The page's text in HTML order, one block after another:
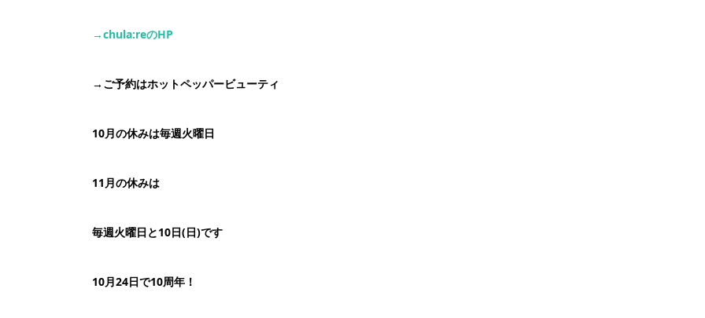
→chula:reのHP
→ ご予約はホットペッパービューティ
10月の休みは毎週火曜日
11月の休みは
毎週火曜日と10日(日)です
10月24日で10周年！